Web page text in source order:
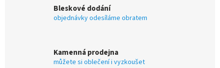
Bleskové dodání
objednávky odesíláme obratem
Kamenná prodejna
můžete si oblečení i vyzkoušet